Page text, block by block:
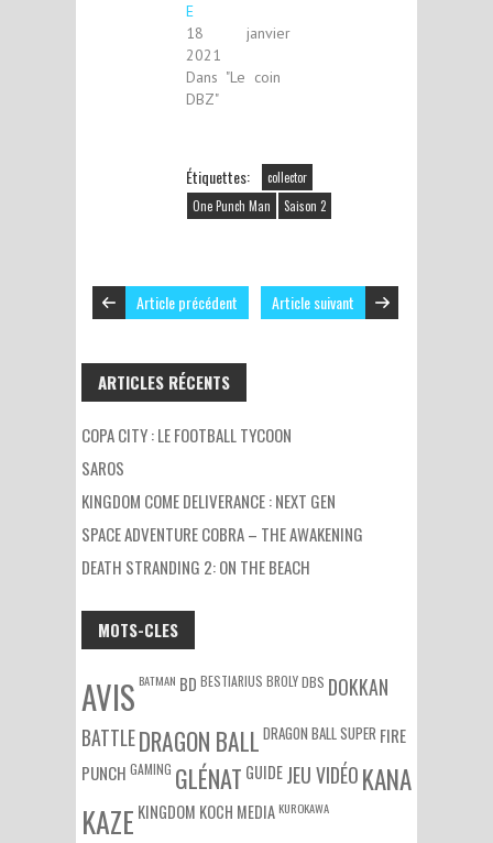
E
18 janvier
2021
Dans "Le coin
DBZ"
Étiquettes:
collector
One Punch Man
Saison 2
Article précédent Article suivant
ARTICLES RÉCENTS
COPA CITY : LE FOOTBALL TYCOON
SAROS
KINGDOM COME DELIVERANCE : NEXT GEN
SPACE ADVENTURE COBRA – THE AWAKENING
DEATH STRANDING 2: ON THE BEACH
MOTS-CLES
AVIS BATMAN BD BESTIARIUS BROLYDBS DOKKAN
BATTLEDRAGON BALL DRAGON BALL SUPER FIRE
PUNCH GAMING GLÉNAT GUIDEJEU VIDÉOKANA
KAZE KINGDOM KOCH MEDIA KUROKAWA